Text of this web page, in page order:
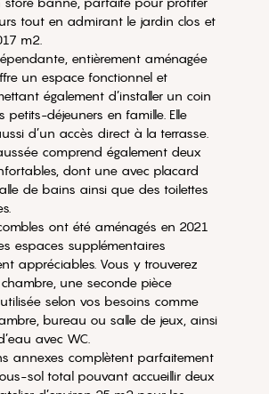
tout en admirant le jardin clos et
m2.
entièrement aménagée
un espace fonctionnel et
également d’installer un coin
petits-déjeuners en famille. Elle
d’un accès direct à la terrasse.
comprend également deux
dont une avec placard
de bains ainsi que des toilettes
ont été aménagés en 2021
espaces supplémentaires
appréciables. Vous y trouverez
une seconde pièce
selon vos besoins comme
bureau ou salle de jeux, ainsi
avec WC.
annexes complètent parfaitement
sol total pouvant accueillir deux